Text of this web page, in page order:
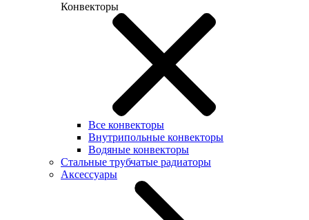
Конвекторы
Все конвекторы
Внутрипольные конвекторы
Водяные конвекторы
Стальные трубчатые радиаторы
Аксессуары